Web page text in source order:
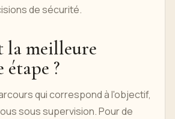
de sécurité.
la meilleure
?
qui correspond à l'objectif,
sous supervision. Pour de